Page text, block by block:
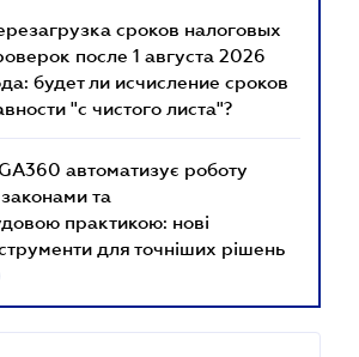
сроков налоговых
после 1 августа 2026
будет ли исчисление сроков
"с чистого листа"?
автоматизує роботу
законами та
практикою: нові
для точніших рішень